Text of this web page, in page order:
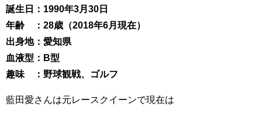
誕生日：1990年3月30日
年齢 ：28歳（2018年6月現在）
出身地：愛知県
血液型：B型
趣味 ：野球観戦、ゴルフ
藍田愛さんは元レースクイーンで現在は